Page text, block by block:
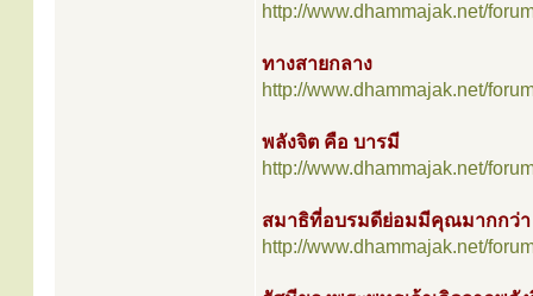
http://www.dhammajak.net/
ทางสายกลาง
http://www.dhammajak.net/
พลังจิต คือ บารมี
http://www.dhammajak.net/
สมาธิที่อบรมดีย่อมมีคุณมากกว่า
http://www.dhammajak.net/